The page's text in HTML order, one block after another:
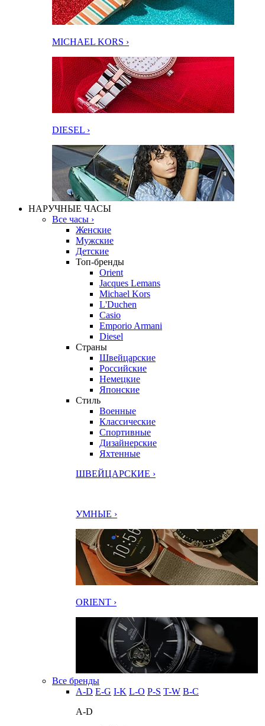
MICHAEL KORS ›
DIESEL ›
НАРУЧНЫЕ ЧАСЫ
Все часы ›
Женские
Мужские
Детские
Топ-бренды
Orient
Jacques Lemans
Michael Kors
L'Duchen
Casio
Emporio Armani
Diesel
Страны
Швейцарские
Российские
Немецкие
Японские
Стиль
Военные
Классические
Спортивные
Дизайнерские
Яхтенные
ШВЕЙЦАРСКИЕ ›
УМНЫЕ ›
ORIENT ›
Все бренды
A-D E-G I-K L-O P-S T-W В-С
A-D